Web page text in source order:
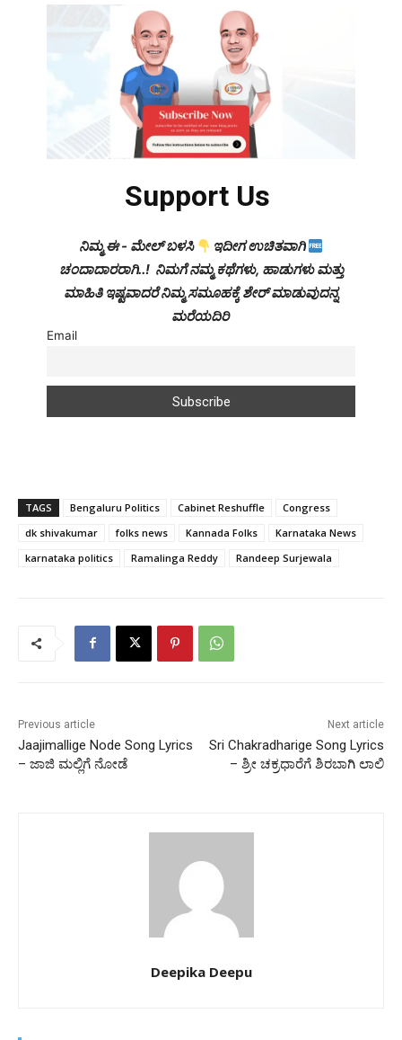
Support Us
ನಿಮ್ಮ ಈ - ಮೇಲ್ ಬಳಸಿ
ಇದೀಗ ಉಚಿತವಾಗಿ
ಚಂದಾದಾರರಾಗಿ..! ನಿಮಗೆ ನಮ್ಮ ಕಥೆಗಳು, ಹಾಡುಗಳು ಮತ್ತು
ಮಾಹಿತಿ ಇಷ್ಟವಾದರೆ ನಿಮ್ಮ ಸಮೂಹಕ್ಕೆ ಶೇರ್ ಮಾಡುವುದನ್ನ
ಮರೆಯದಿರಿ
Email
TAGS Bengaluru Politics Cabinet Reshuffle
Congress
dk shivakumar
folks news Kannada Folks
Karnataka News
karnataka politics
Ramalinga Reddy Randeep Surjewala
Previous article
Jaajimallige Node Song Lyrics
– ಜಾಜಿ ಮಲ್ಲಿಗೆ ನೋಡೆ
Next article
Sri Chakradharige Song Lyrics
– ಶ್ರೀ ಚಕ್ರಧಾರೆಗೆ ಶಿರಬಾಗಿ ಲಾಲಿ
Deepika Deepu